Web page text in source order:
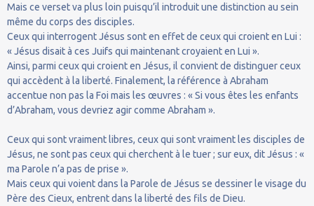
Mais ce verset va plus loin puisqu’il introduit une distinction au sein
même du corps des disciples.
Ceux qui interrogent Jésus sont en effet de ceux qui croient en Lui :
« Jésus disait à ces Juifs qui maintenant croyaient en Lui ».
Ainsi, parmi ceux qui croient en Jésus, il convient de distinguer ceux
qui accèdent à la liberté. Finalement, la référence à Abraham
accentue non pas la Foi mais les œuvres : « Si vous êtes les enfants
d’Abraham, vous devriez agir comme Abraham ».
Ceux qui sont vraiment libres, ceux qui sont vraiment les disciples de
Jésus, ne sont pas ceux qui cherchent à le tuer ; sur eux, dit Jésus : «
ma Parole n’a pas de prise ».
Mais ceux qui voient dans la Parole de Jésus se dessiner le visage du
Père des Cieux, entrent dans la liberté des fils de Dieu.